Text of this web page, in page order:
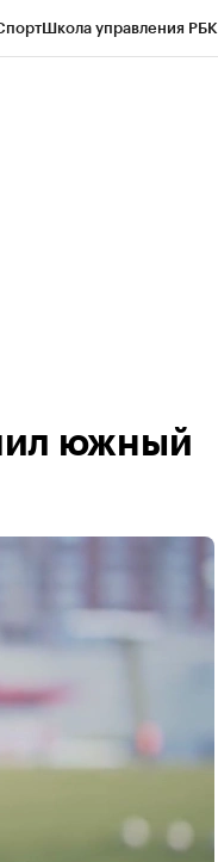
Школа управления РБК
южный